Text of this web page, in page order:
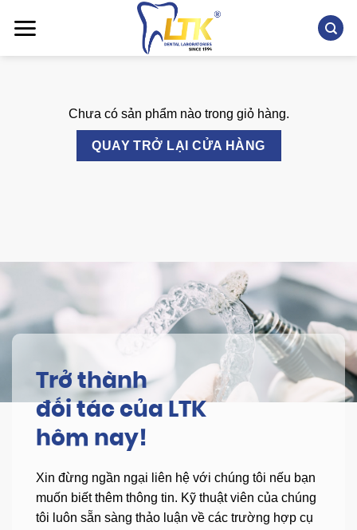
đến
Chưa có sản phẩm nào trong giỏ hàng.
QUAY TRỞ LẠI CỬA HÀNG
Trở thành
đối tác của LTK
hôm nay!
Xin đừng ngần ngại liên hệ với chúng tôi nếu bạn
muốn biết thêm thông tin. Kỹ thuật viên của chúng
tôi luôn sẵn sàng thảo luận về các trường hợp cụ